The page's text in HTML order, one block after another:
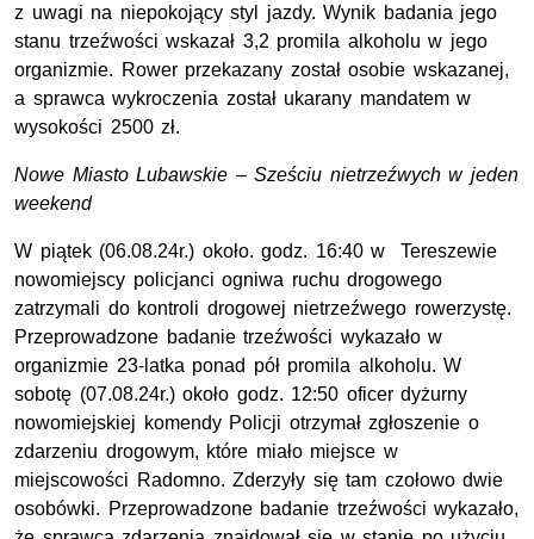
z uwagi na niepokojący styl jazdy. Wynik badania jego
stanu trzeźwości wskazał 3,2 promila alkoholu w jego
organizmie. Rower przekazany został osobie wskazanej,
a sprawca wykroczenia został ukarany mandatem w
wysokości 2500 zł.
Nowe Miasto Lubawskie – Sześciu nietrzeźwych w jeden
weekend
W piątek (06.08.24r.) około. godz. 16:40 w Tereszewie
nowomiejscy policjanci ogniwa ruchu drogowego
zatrzymali do kontroli drogowej nietrzeźwego rowerzystę.
Przeprowadzone badanie trzeźwości wykazało w
organizmie 23-latka ponad pół promila alkoholu. W
sobotę (07.08.24r.) około godz. 12:50 oficer dyżurny
nowomiejskiej komendy Policji otrzymał zgłoszenie o
zdarzeniu drogowym, które miało miejsce w
miejscowości Radomno. Zderzyły się tam czołowo dwie
osobówki. Przeprowadzone badanie trzeźwości wykazało,